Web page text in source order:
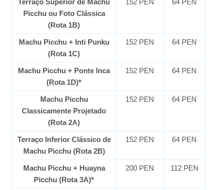
Terraço Superior de Machu
Picchu ou Foto Clássica
(Rota 1B)
152 PEN 64 PEN
Machu Picchu + Inti Punku
(Rota 1C)
152 PEN 64 PEN
Machu Picchu + Ponte Inca
(Rota 1D)*
152 PEN 64 PEN
Machu Picchu
Classicamente Projetado
(Rota 2A)
152 PEN 64 PEN
Terraço Inferior Clássico de
Machu Picchu (Rota 2B)
152 PEN 64 PEN
Machu Picchu + Huayna
Picchu (Rota 3A)*
200 PEN 112 PEN